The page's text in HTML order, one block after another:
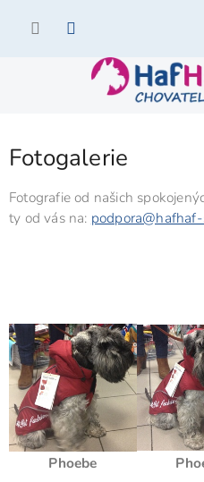
Fotogalerie
Fotografie od našich
ty od vás na:
Phoebe